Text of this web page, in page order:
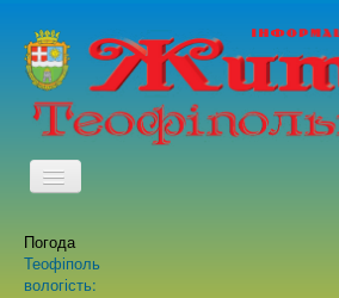
TPL_PROTOSTAR_TOGGLE_MENU
Погода
Теофіполь
вологість: